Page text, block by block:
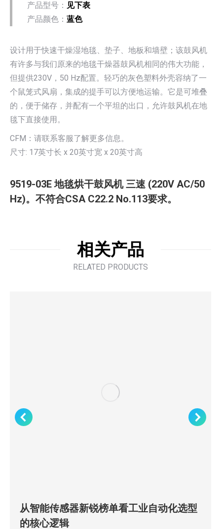
产品型号： 见下表
产品颜色： 蓝色
设计用于快速干燥湿地毯、垫子、地板和墙壁；该鼓风机
有许多与我们原来的地毯干燥器鼓风机相同的伟大功能，
但提供230V，50 Hz配置。轻巧的灰色塑料外壳容纳了一
个鼠笼式风扇，集成的提手可以方便地运输。它是可堆叠
的，便于储存，并配有一个平坦的出口，允许鼓风机在地
毯下直接使用。
CFM：请联系客服了解更多信息。
尺寸: 17英寸长 x 20英寸宽 x 20英寸高
9519-03E 地毯烘干鼓风机 三速 (220V AC/50
Hz)。不符合CSA C22.2 No.113要求。
相关产品
RELATED PRODUCTS
从智能传感器新锐榜单看工业自动化选型
的核心逻辑